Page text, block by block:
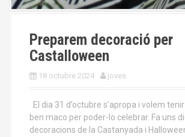
Preparem decoració per
Castalloween
18 octubre 2024 joves
El dia 31 d’octubre s’apropa i volem
ben maco per poder-lo celebrar. Fa uns
decoracions de la Castanyada i